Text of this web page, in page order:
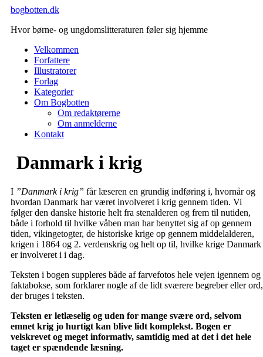
Videre
indhold
bogbotten.dk
Hvor børne- og ungdomslitteraturen føler sig hjemme
Velkommen
Forfattere
Illustratorer
Forlag
Kategorier
Om Bogbotten
Om redaktørerne
Om anmelderne
Kontakt
Danmark i krig
I ”Danmark i krig” får læseren en grundig indføring i, hvornår og
hvordan Danmark har været involveret i krig gennem tiden. Vi
følger den danske historie helt fra stenalderen og frem til nutiden,
både i forhold til hvilke våben man har benyttet sig af op gennem
tiden, vikingetogter, de historiske krige op gennem middelalderen,
krigen i 1864 og 2. verdenskrig og helt op til, hvilke krige Danmark
er involveret i i dag.
Teksten i bogen suppleres både af farvefotos hele vejen igennem og
faktabokse, som forklarer nogle af de lidt sværere begreber eller ord,
der bruges i teksten.
Teksten er letlæselig og uden for mange svære ord, selvom
emnet krig jo hurtigt kan blive lidt komplekst. Bogen er
velskrevet og meget informativ, samtidig med at det i det hele
taget er spændende læsning.